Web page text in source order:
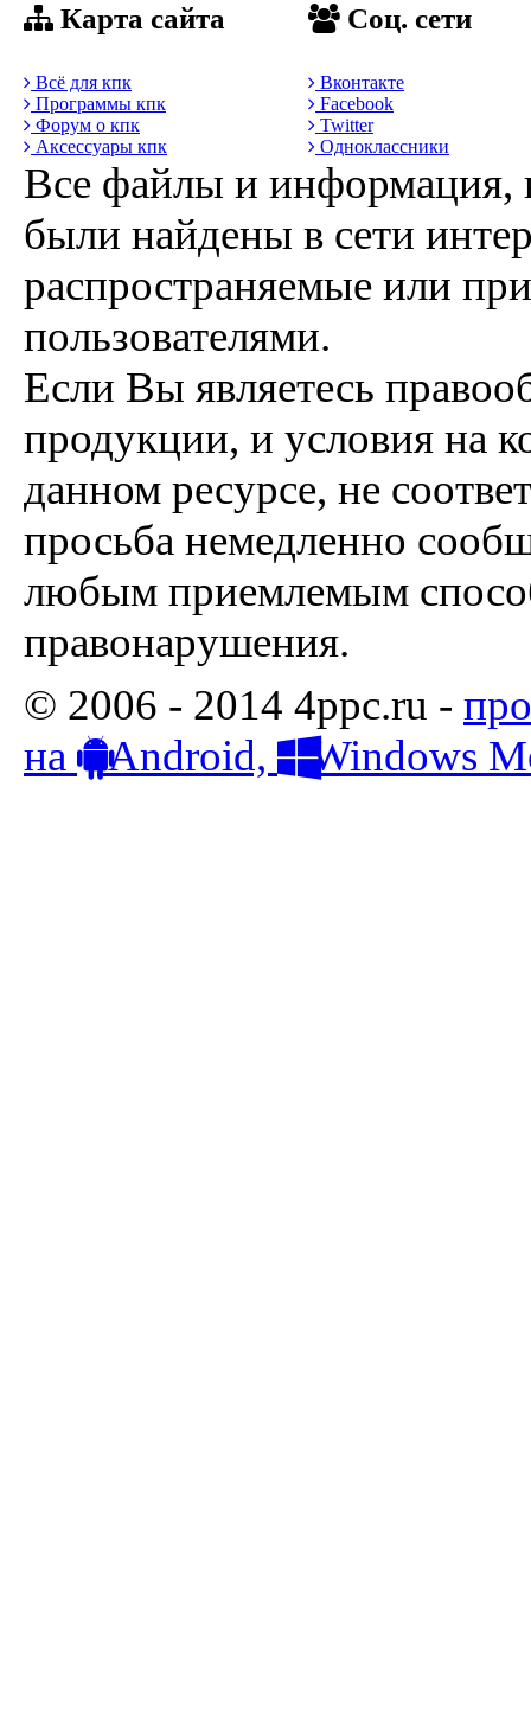
Карта сайта
Всё для кпк
Программы кпк
Форум о кпк
Аксессуары кпк
Соц. сети
Вконтакте
Facebook
Twitter
Одноклассники
Все файлы и информация,
были найдены в сети
распространяемые или
пользователями.
Если Вы являетесь
продукции, и условия на
данном ресурсе, не
просьба немедленно
любым приемлемым
правонарушения.
© 2006 - 2014 4ppc.ru -
на
Android, Windows